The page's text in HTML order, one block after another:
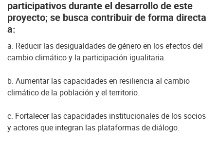
participativos durante el desarrollo de este
proyecto; se busca contribuir de forma directa
a:
a. Reducir las desigualdades de género en los efectos del
cambio climático y la participación igualitaria.
b. Aumentar las capacidades en resiliencia al cambio
climático de la población y el territorio.
c. Fortalecer las capacidades institucionales de los socios
y actores que integran las plataformas de diálogo.